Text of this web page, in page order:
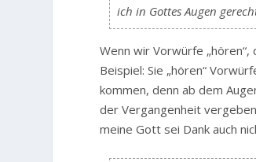
ich in Gottes Augen
Wenn wir Vorwürfe
Beispiel: Sie „hören“
kommen, denn ab dem
der Vergangenheit
meine Gott sei Dank auch